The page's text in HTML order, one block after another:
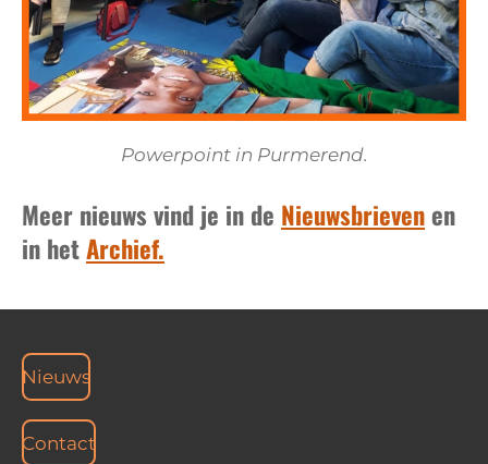
Powerpoint in Purmerend.
Meer nieuws vind je in de Nieuwsbrieven en
in hetArchief.
Nieuws
Contact